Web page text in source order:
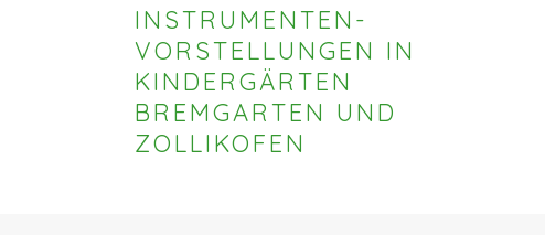
INSTRUMENTEN-
VORSTELLUNGEN IN
KINDERGÄRTEN
BREMGARTEN UND
ZOLLIKOFEN